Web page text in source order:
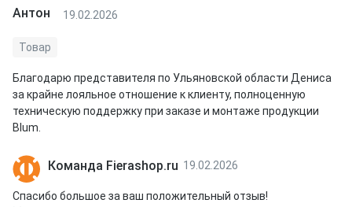
Антон 19.02.2026
Товар
Благодарю представителя по Ульяновской области Дениса
за крайне лояльное отношение к клиенту, полноценную
техническую поддержку при заказе и монтаже продукции
Blum.
Команда Fierashop.ru 19.02.2026
Спасибо большое за ваш положительный отзыв!